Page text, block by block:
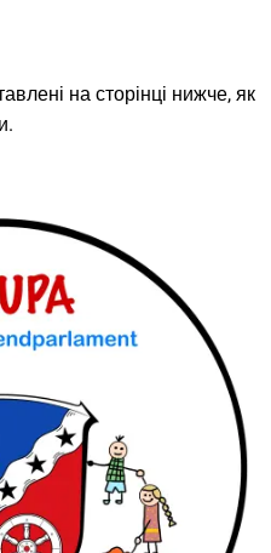
на сторінці нижче, як